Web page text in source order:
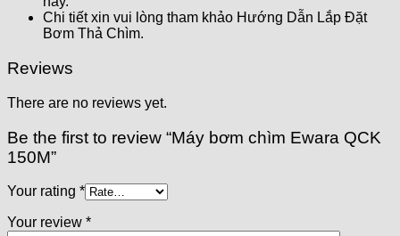
Chi tiết xin vui lòng tham khảo Hướng Dẫn Lắp Đặt
Bơm Thả Chìm.
Reviews
There are no reviews yet.
Be the first to review “Máy bơm chìm Ewara QCK
150M”
Your rating *
Your review *